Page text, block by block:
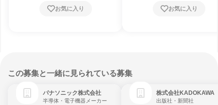
お気に入り お気に入り
この募集と一緒に見られている募集
パナソニック株式会社
半導体・電子機器メーカー
株式会社KADOKAWA
出版社・新聞社